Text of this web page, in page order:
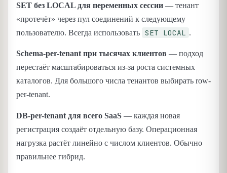
SET без LOCAL для переменных сессии — тенант
«протечёт» через пул соединений к следующему
пользователю. Всегда использовать SET LOCAL .
Schema-per-tenant при тысячах клиентов — подход
перестаёт масштабироваться из-за роста системных
каталогов. Для большого числа тенантов выбирать row-
per-tenant.
DB-per-tenant для всего SaaS — каждая новая
регистрация создаёт отдельную базу. Операционная
нагрузка растёт линейно с числом клиентов. Обычно
правильнее гибрид.